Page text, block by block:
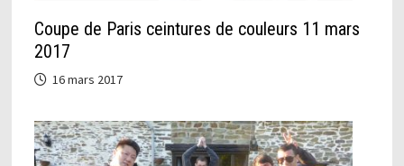
Coupe de Paris ceintures de couleurs 11 mars
2017
16 mars 2017